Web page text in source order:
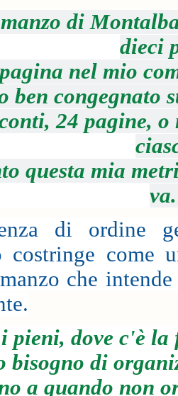
di
dieci
nel mio
ben congegnato
24 pagine,
questa mia
di ordine
come
che
pieni, dove c'è
bisogno di
a quando non